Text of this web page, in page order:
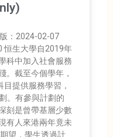
：2024-02-07
恒生大學自2019年
科中加入社會服務
。截至今個學年，
提供服務學習，
。有參與計劃的
刻是曾帶基層少數
有人來港兩年竟未
望，學生透過計